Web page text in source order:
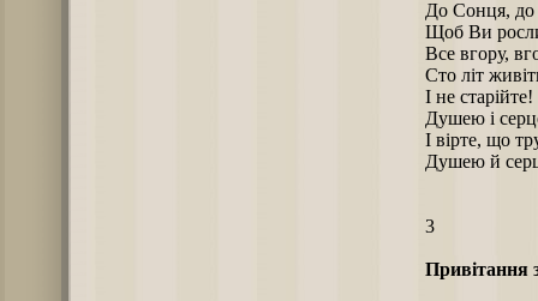
До Сонця, до
Щоб Ви
Все вгору,
Сто літ
І не старійте!
Душею і
І вірте, що
Душею й
3
Привітання